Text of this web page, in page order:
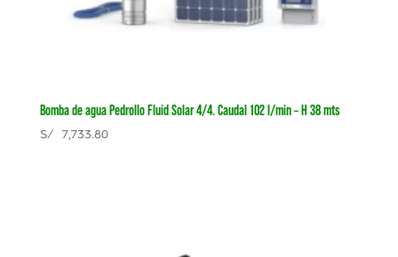
Bomba de agua Pedrollo Fluid Solar 4/4. Caudal 102 l/min – H 38 mts
S/7,733.80